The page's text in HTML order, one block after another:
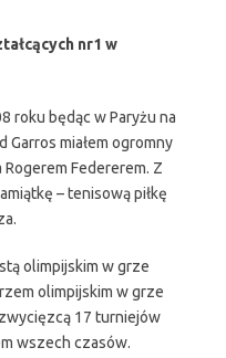
nr1 w
roku będąc w Paryżu na
miałem ogromny
Federerem. Z
– tenisową piłkę
olimpijskim w grze
olimpijskim w grze
17 turniejów
wszech czasów.